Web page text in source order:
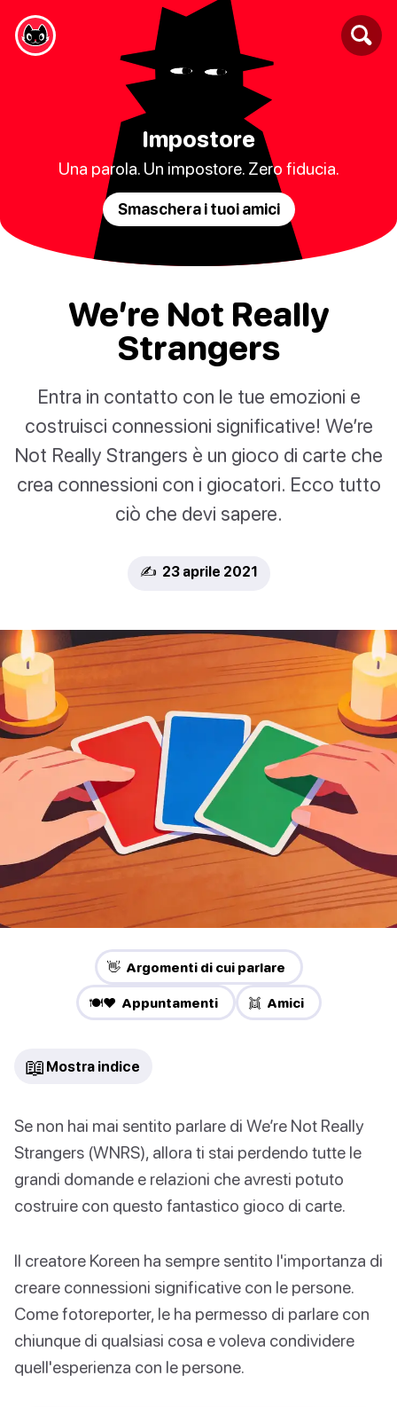
Impostore
Una parola. Un impostore. Zero fiducia.
Smaschera i tuoi amici
We’re Not Really
Strangers
Entra in contatto con le tue emozioni e
costruisci connessioni significative! We’re
Not Really Strangers è un gioco di carte che
crea connessioni con i giocatori. Ecco tutto
ciò che devi sapere.
✍️ 23 aprile 2021
👋 Argomenti di cui parlare
🍽️❤️ Appuntamenti 👯 Amici
📖 Mostra indice
Se non hai mai sentito parlare di We’re Not Really
Strangers (WNRS), allora ti stai perdendo tutte le
grandi domande e relazioni che avresti potuto
costruire con questo fantastico gioco di carte.
Il creatore Koreen ha sempre sentito l'importanza di
creare connessioni significative con le persone.
Come fotoreporter, le ha permesso di parlare con
chiunque di qualsiasi cosa e voleva condividere
quell'esperienza con le persone.